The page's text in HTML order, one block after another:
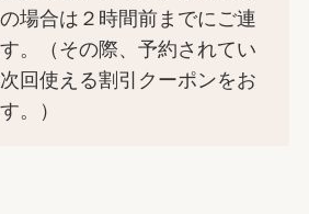
場合は２時間前までにご連
。（その際、予約されてい
回使える割引クーポンをお
。）